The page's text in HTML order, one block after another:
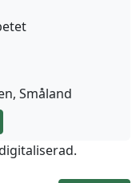
Småland